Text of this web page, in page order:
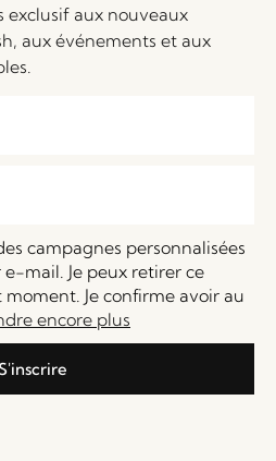
exclusif aux nouveaux
aux événements et aux
campagnes personnalisées
mail. Je peux retirer ce
Je confirme avoir au
encore plus